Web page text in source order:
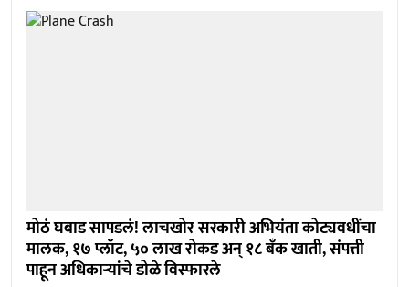
मोठं घबाड सापडलं! लाचखोर सरकारी अभियंता कोट्यवधींचा
मालक, १७ प्लॉट, ५० लाख रोकड अन् १८ बँक खाती, संपत्ती
पाहून अधिकाऱ्यांचे डोळे विस्फारले